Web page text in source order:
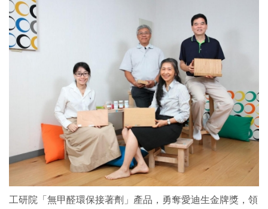
工研院「無甲醛環保接著劑」產品，勇奪愛迪生金牌獎，領